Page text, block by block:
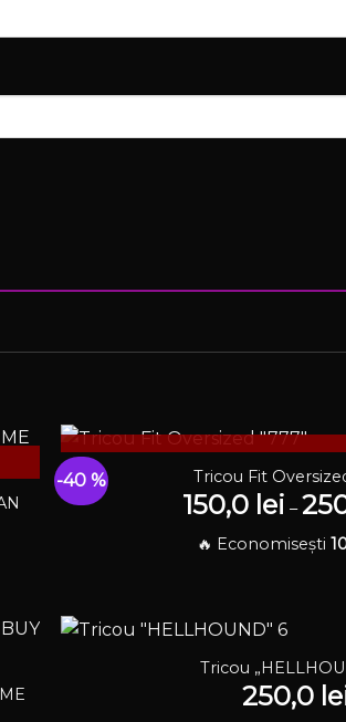
-40 % STOC
Tricou Fit
150,0 lei –
🔥 Economisești
Tricou
250,0